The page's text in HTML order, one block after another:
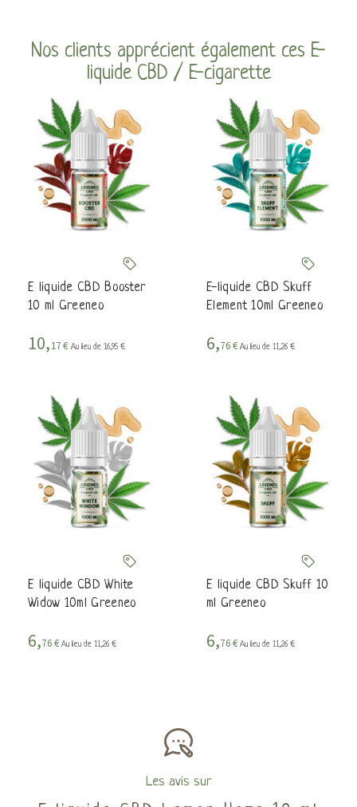
Nos clients apprécient également ces E-
liquide CBD / E-cigarette
E liquide CBD Booster
10 ml Greeneo
10,17 € Au lieu de 16,95 €
E-liquide CBD Skuff
Element 10ml Greeneo
6,76 €Au lieu de 11,26 €
E liquide CBD White
Widow 10ml Greeneo
6,76 €Au lieu de 11,26 €
E liquide CBD Skuff 10
ml Greeneo
6,76 €Au lieu de 11,26 €
Les avis sur